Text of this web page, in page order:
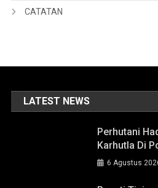
CATATAN
LATEST NEWS
Perhutani
Karhutla Di
6 Agustus